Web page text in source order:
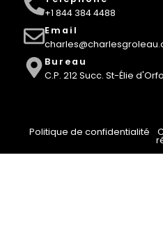
+1 844 384 4488
Email
Bureau
C.P. 212 Succ. St-Élie
Politique de confidentialité